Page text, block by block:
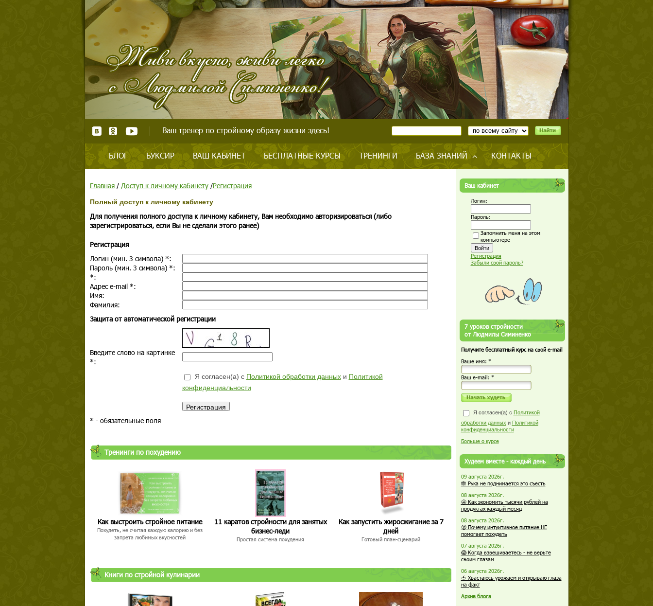
Ваш тренер по стройному образу жизни здесь!
БЛОГ БУКСИР ВАШ КАБИНЕТ БЕСПЛАТНЫЕ КУРСЫ ТРЕНИНГИ БАЗА ЗНАНИЙ КОНТАКТЫ
Главная/ Доступ к личному кабинету/Регистрация
Полный доступ к личному кабинету
Для получения полного доступа к личному кабинету, Вам необходимо авторизироваться (либо
зарегистрироваться, если Вы не сделали этого ранее)
Регистрация
Логин (мин. 3 символа) *:
Пароль (мин. 3 символа) *:
*:
Адрес e-mail *:
Имя:
Фамилия:
Защита от автоматической регистрации
Введите слово на картинке
*:
Я согласен(а) с Политикой обработки данныхи Политикой
конфиденциальности
* - обязательные поля
Тренинги по похудению
Как выстроить стройное питание
Похудеть, не считая каждую калорию и без
запрета любимых вкусностей
11 каратов стройности для занятых
бизнес-леди
Простая система похудения
Как запустить жиросжигание за 7
дней
Готовый план-сценарий
Книги по стройной кулинарии
Ваш кабинет
Логин:
Пароль:
Запомнить меня на этом
компьютере
Регистрация
Забыли свой пароль?
7 уроков стройности
от Людмилы Симиненко
Получите бесплатный курс на свой e-mail
Ваше имя: *
Ваш е-mail: *
Я согласен(а) с Политикой
обработки данных и Политикой
конфиденциальности
Больше о курсе
Худеем вместе - каждый день
09 августа 2026г.
🙈 Рука не поднимается это съесть
08 августа 2026г.
🤩 Как экономить тысячи рублей на
продуктах каждый месяц
08 августа 2026г.
😮 Почему интуитивное питание НЕ
помогает похудеть
07 августа 2026г.
😱 Когда взвешиваетесь - не верьте
своим глазам
06 августа 2026г.
🍅 Хвастаюсь урожаем и открываю глаза
на факт
Архив блога